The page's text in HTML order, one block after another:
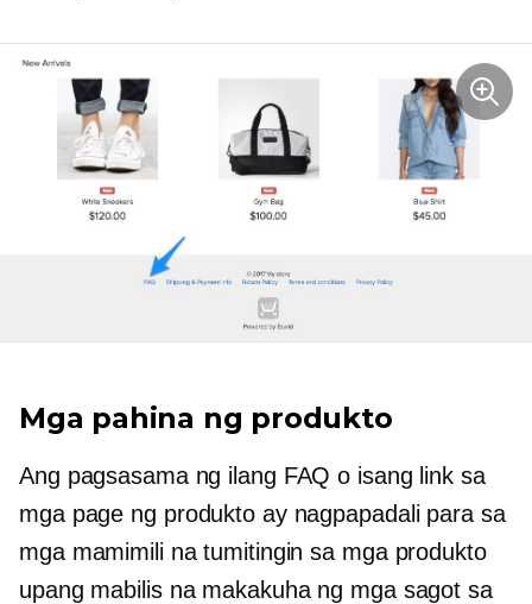
Mga pahina ng produkto
Ang pagsasama ng ilang FAQ o isang link sa
mga page ng produkto ay nagpapadali para sa
mga mamimili na tumitingin sa mga produkto
upang mabilis na makakuha ng mga sagot sa